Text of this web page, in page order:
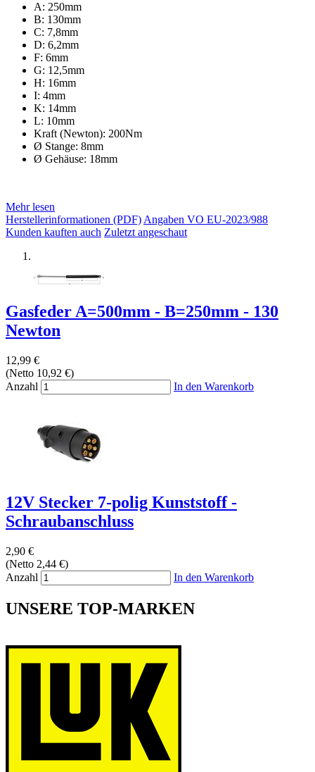
A: 250mm
B: 130mm
C: 7,8mm
D: 6,2mm
F: 6mm
G: 12,5mm
H: 16mm
I: 4mm
K: 14mm
L: 10mm
Kraft (Newton): 200Nm
Ø Stange: 8mm
Ø Gehäuse: 18mm
Mehr lesen
Herstellerinformationen (PDF)Angaben VO EU-2023/988
Kunden kauften auch Zuletzt angeschaut
Gasfeder A=500mm - B=250mm - 130
Newton
12,99 €
(Netto 10,92 €)
Anzahl
In den Warenkorb
12V Stecker 7-polig Kunststoff -
Schraubanschluss
2,90 €
(Netto 2,44 €)
Anzahl
In den Warenkorb
UNSERE TOP-MARKEN